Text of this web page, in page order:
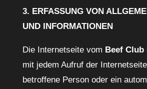
3. ERFASSUNG VON
UND INFORMATIONEN
Die Internetseite vom Beef Club
mit jedem Aufruf der
betroffene Person oder ein